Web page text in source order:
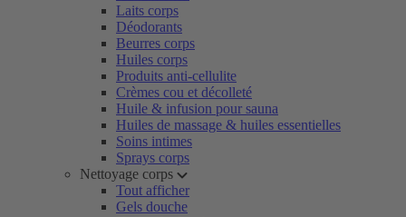
Laits corps
Déodorants
Beurres corps
Huiles corps
Produits anti-cellulite
Crèmes cou et décolleté
Huile & infusion pour sauna
Huiles de massage & huiles essentielles
Soins intimes
Sprays corps
Nettoyage corps
Tout afficher
Gels douche